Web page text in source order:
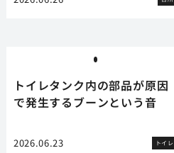
トイレタンク内の部品が原因
で発生するブーンという音
2026.06.23 トイレ